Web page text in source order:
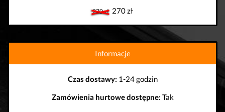
270 zł270 zł
Informacje
Czas dostawy: 1-24 godzin
Zamówienia hurtowe dostępne: Tak